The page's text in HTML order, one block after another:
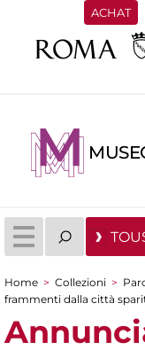
ACHAT
You are here
Home > Collezioni >
frammenti dalla città